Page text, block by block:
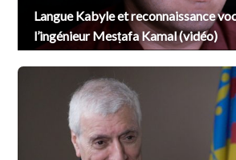
Langue Kabyle et reconnaissance
l’ingénieur Mesṭafa Kamal (vidéo)